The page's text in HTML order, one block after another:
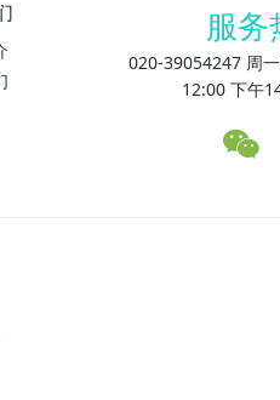
服务
020-39054247 周
12:00 下午